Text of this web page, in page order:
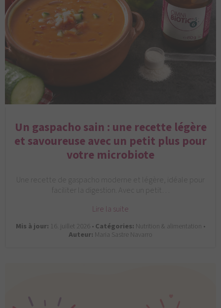
Un gaspacho sain : une recette légère
et savoureuse avec un petit plus pour
votre microbiote
Une recette de gaspacho moderne et légère, idéale pour
faciliter la digestion. Avec un petit…
Lire la suite
Mis à jour: 16. juillet 2026 •Catégories: Nutrition & alimentation •
Auteur: Maria Sastre Navarro